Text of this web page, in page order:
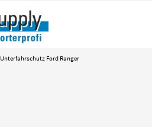
Unterfahrschutz Ford Ranger